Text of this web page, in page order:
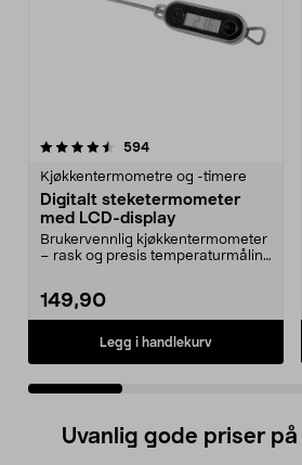
594anmeldelser
Kjøkkentermometre og -timere
Digitalt steketermometer
med LCD-display
Brukervennlig kjøkkentermometer
– rask og presis temperaturmåling
149,90
Legg i handlekurv
4.5 av 5 stjerner
Uvanlig gode priser